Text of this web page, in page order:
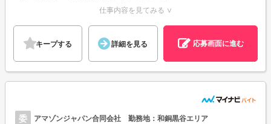
仕事内容を見てみる ∨
キープする 詳細を見る 応募画面に進む
委 アマゾンジャパン合同会社 勤務地：和銅黒谷エリア